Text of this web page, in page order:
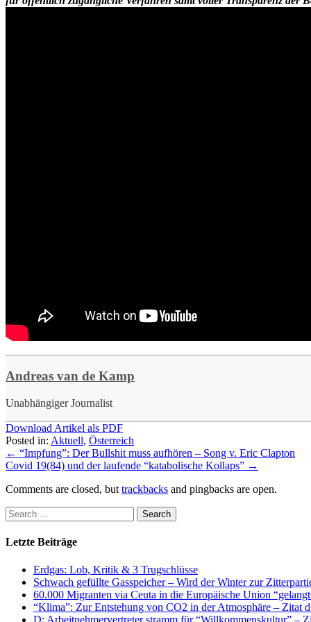
Andreas van de Kamp
Unabhängiger Journalist
Download Artikel als PDF
Posted in: Aktuell, Österreich
← “Impfung”: Der Bullshit muss aufhören – Song v. Eric Clapton
Covid 19(84) und der laufende “katabolische Kollaps” →
Comments are closed, but trackbacks and pingbacks are open.
Letzte Beiträge
Erdgas: Lob, Kritik & 3 Trugschlüsse
Schwach gefüllte Gasspeicher – Wird der Winter zur
60.000 Migranten via Ceuta in die Europäische Union
“Klima”: Zur Entstehung von CO2 in der Atmosphäre – Zitat
D: Arbeitnehmervertreter stramm für “Willkommenskultur” –